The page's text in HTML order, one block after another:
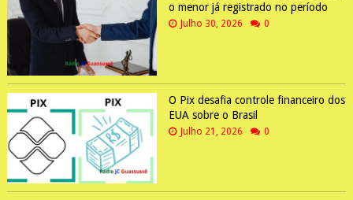
o menor já registrado no período
Julho 30, 2026 0
O Pix desafia controle financeiro dos
EUA sobre o Brasil
Julho 21, 2026 0